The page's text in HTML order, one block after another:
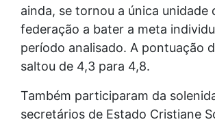
ainda, se tornou a única unidade
federação a bater a meta
período analisado. A pontuação
saltou de 4,3 para 4,8.
Também participaram da
secretários de Estado Cristiane